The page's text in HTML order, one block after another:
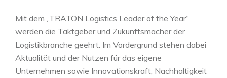
Mit dem „TRATON Logistics Leader of the Year“
werden die Taktgeber und Zukunftsmacher der
Logistikbranche geehrt. Im Vordergrund stehen dabei
Aktualität und der Nutzen für das eigene
Unternehmen sowie Innovationskraft, Nachhaltigkeit